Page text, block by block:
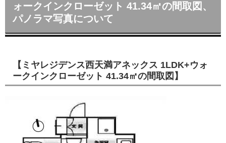
ォークインクローゼット 41.34㎡の間取図、
パノラマ写真について
【ミヤレジデンス西天満アネックス 1LDK+ウォ
ークインクローゼット 41.34㎡の間取図】